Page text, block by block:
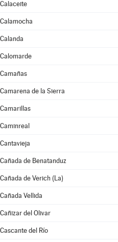
Calaceite
Calamocha
Calanda
Calomarde
Camañas
Camarena de la Sierra
Camarillas
Caminreal
Cantavieja
Cañada de Benatanduz
Cañada de Verich (La)
Cañada Vellida
Cañizar del Olivar
Cascante del Río